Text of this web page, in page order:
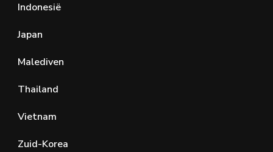
Indonesië
Japan
Malediven
Thailand
Vietnam
Zuid-Korea